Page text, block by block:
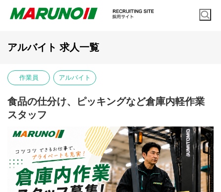
アルバイト 求人一覧
作業員 アルバイト
食品の仕分け、ピッキングなど倉庫内軽作業
スタッフ